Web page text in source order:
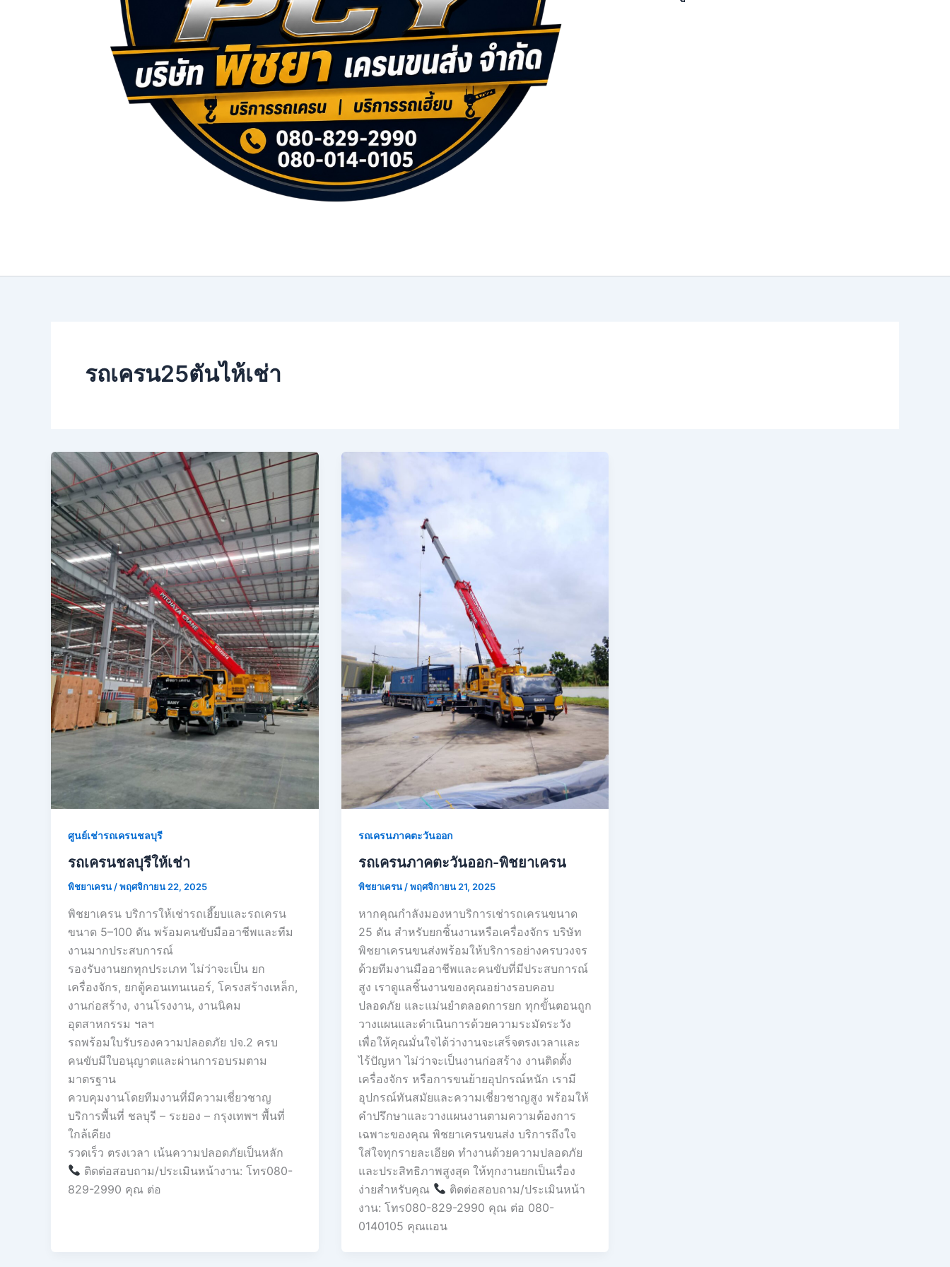
รถเครน25ตันไห้เช่า
ศูนย์เช่ารถเครนชลบุรี
รถเครนชลบุรีให้เช่า
พิชยาเครน /พฤศจิกายน 22, 2025
พิชยาเครน บริการให้เช่ารถเฮี๊ยบและรถเครน
ขนาด 5–100 ตัน พร้อมคนขับมืออาชีพและทีม
งานมากประสบการณ์
รองรับงานยกทุกประเภท ไม่ว่าจะเป็น ยก
เครื่องจักร, ยกตู้คอนเทนเนอร์, โครงสร้างเหล็ก,
งานก่อสร้าง, งานโรงงาน, งานนิคม
อุตสาหกรรม ฯลฯ
รถพร้อมใบรับรองความปลอดภัย ปจ.2 ครบ
คนขับมีใบอนุญาตและผ่านการอบรมตาม
มาตรฐาน
ควบคุมงานโดยทีมงานที่มีความเชี่ยวชาญ
บริการพื้นที่ ชลบุรี – ระยอง – กรุงเทพฯ พื้นที่
ใกล้เคียง
รวดเร็ว ตรงเวลา เน้นความปลอดภัยเป็นหลัก
ติดต่อสอบถาม/ประเมินหน้างาน: โทร080-
829-2990 คุณ ต่อ
รถเครนภาคตะวันออก
รถเครนภาคตะวันออก-พิชยาเครน
พิชยาเครน /พฤศจิกายน 21, 2025
หากคุณกำลังมองหาบริการเช่ารถเครนขนาด
25 ตัน สำหรับยกชิ้นงานหรือเครื่องจักร บริษัท
พิชยาเครนขนส่งพร้อมให้บริการอย่างครบวงจร
ด้วยทีมงานมืออาชีพและคนขับที่มีประสบการณ์
สูง เราดูแลชิ้นงานของคุณอย่างรอบคอบ
ปลอดภัย และแม่นยำตลอดการยก ทุกขั้นตอนถูก
วางแผนและดำเนินการด้วยความระมัดระวัง
เพื่อให้คุณมั่นใจได้ว่างานจะเสร็จตรงเวลาและ
ไร้ปัญหา ไม่ว่าจะเป็นงานก่อสร้าง งานติดตั้ง
เครื่องจักร หรือการขนย้ายอุปกรณ์หนัก เรามี
อุปกรณ์ทันสมัยและความเชี่ยวชาญสูง พร้อมให้
คำปรึกษาและวางแผนงานตามความต้องการ
เฉพาะของคุณ พิชยาเครนขนส่ง บริการถึงใจ
ใส่ใจทุกรายละเอียด ทำงานด้วยความปลอดภัย
และประสิทธิภาพสูงสุด ให้ทุกงานยกเป็นเรื่อง
ง่ายสำหรับคุณ
ติดต่อสอบถาม/ประเมินหน้า
งาน: โทร080-829-2990 คุณ ต่อ 080-
0140105 คุณเเอน